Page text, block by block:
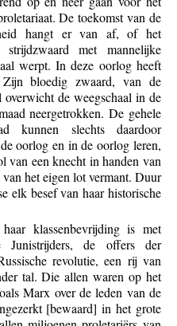
De toekomst van de
hangt er van af, of het
met mannelijke
werpt. In deze oorlog heeft
Zijn bloedig zwaard, van de
de weegschaal in de
neergetrokken. De gehele
kunnen slechts daardoor
oorlog en in de oorlog leren,
van een knecht in handen van
van het eigen lot vermant. Duur
elk besef van haar historische
klassenbevrijding is met
Junistrijders, de offers der
revolutie, een rij van
tal. Die allen waren op het
Marx over de leden van de
[bewaard] in het grote